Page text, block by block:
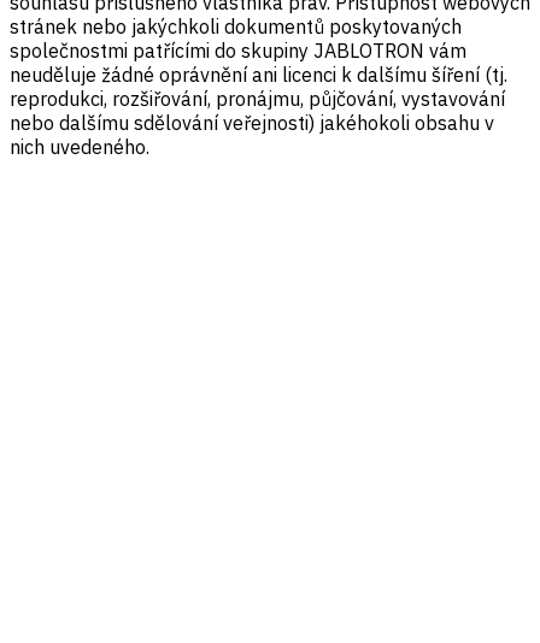
stránek nebo jakýchkoli dokumentů poskytovaných
společnostmi patřícími do skupiny JABLOTRON vám
neuděluje žádné oprávnění ani licenci k dalšímu šíření (tj.
reprodukci, rozšiřování, pronájmu, půjčování, vystavování
nebo dalšímu sdělování veřejnosti) jakéhokoli obsahu v
nich uvedeného.